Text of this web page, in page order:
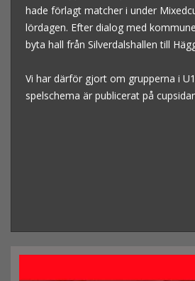
hade förlagt matcher i under
lördagen. Efter dialog med
byta hall från Silverdalshallen till
Vi har därför gjort om grupperna i
spelschema är publicerat på